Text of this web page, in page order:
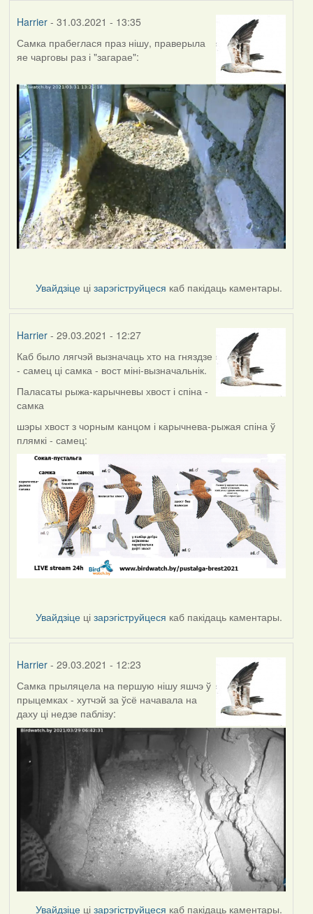
Harrier- 31.03.2021 - 13:35
Самка прабеглася праз нішу, праверыла
яе чарговы раз і "загарае":
Увайдзіце цізарэгіструйцеся каб пакідаць каментары.
Harrier- 29.03.2021 - 12:27
Каб было лягчэй вызначаць хто на гняздзе
- самец ці самка - вост міні-вызначальнік.
Паласаты рыжа-карычневы хвост і спіна -
самка
шэры хвост з чорным канцом і карычнева-рыжая спіна ў
плямкі - самец:
Увайдзіце цізарэгіструйцеся каб пакідаць каментары.
Harrier- 29.03.2021 - 12:23
Самка прыляцела на першую нішу яшчэ ў
прыцемках - хутчэй за ўсё начавала на
даху ці недзе паблізу:
Увайдзіце цізарэгіструйцеся каб пакідаць каментары.